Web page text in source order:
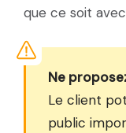
que ce soit
Ne
Le client
public